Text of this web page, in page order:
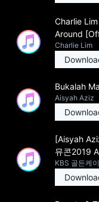
Charlie
Around
Charlie Lim
Bukalah
Aisyah Aziz
[Aisyah
뮤콘2019
KBS 골든케